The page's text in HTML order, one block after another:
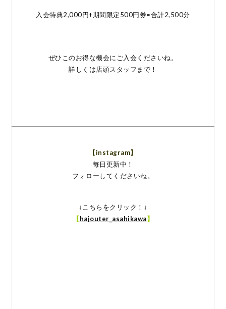
入会特典2,000円+期間限定500円券=合計2,500分
ぜひこのお得な機会にご入会くださいね。
詳しくは店頭スタッフまで！
【instagram】
毎日更新中！
フォローしてくださいね。
↓こちらをクリック！↓
【hajouter_asahikawa】